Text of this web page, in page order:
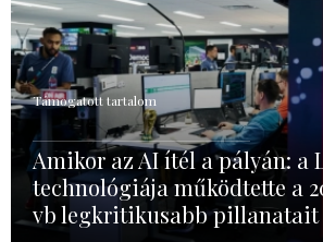
Támogatott tartalom
Amikor az AI ítél a pályán: a
technológiája működtette a
vb legkritikusabb pillanatait